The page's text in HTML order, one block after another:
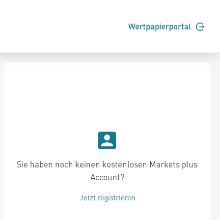
Wertpapierportal
Sie haben noch keinen kostenlosen Markets plus
Account?
Jetzt registrieren